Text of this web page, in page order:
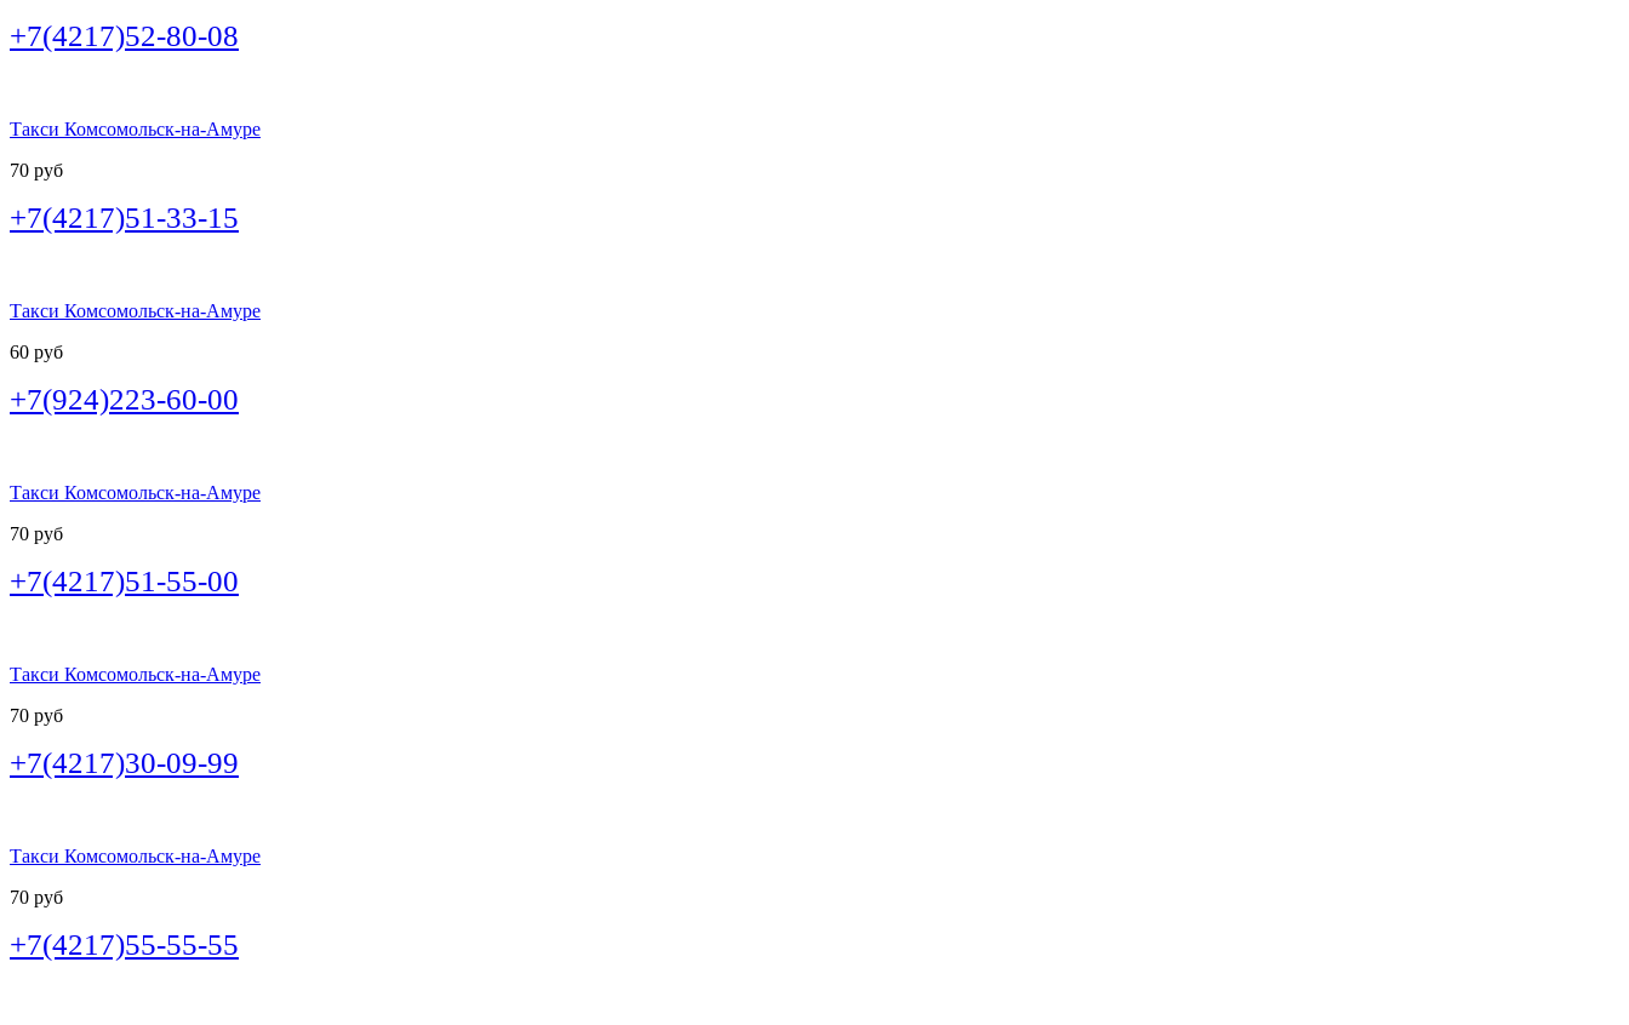
+7(4217)52-80-08
Такси Комсомольск-на-Амуре
70 руб
+7(4217)51-33-15
Такси Комсомольск-на-Амуре
60 руб
+7(924)223-60-00
Такси Комсомольск-на-Амуре
70 руб
+7(4217)51-55-00
Такси Комсомольск-на-Амуре
70 руб
+7(4217)30-09-99
Такси Комсомольск-на-Амуре
70 руб
+7(4217)55-55-55